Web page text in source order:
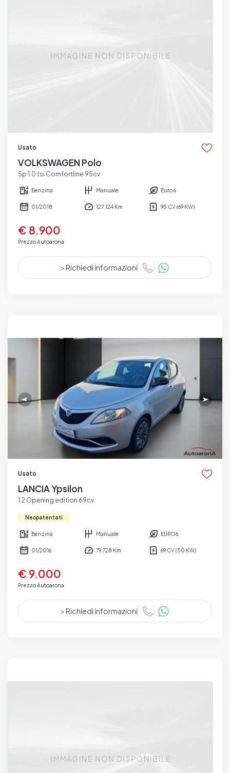
Usato
VOLKSWAGEN Polo
5p 1.0 tsi Comfortline 95cv
Benzina Manuale Euro 6
01/2018 127.124 Km 95 CV (69 KW)
€ 8.900
Prezzo Autoarona
> Richiedi informazioni
Usato
LANCIA Ypsilon
1.2 Opening edition 69cv
Neopatentati
Benzina Manuale EURO6
01/2016 79.728 Km 69 CV (50 KW)
€ 9.000
Prezzo Autoarona
> Richiedi informazioni